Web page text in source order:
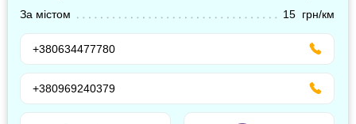
За містом
15 грн/км
+380634477780
+380969240379